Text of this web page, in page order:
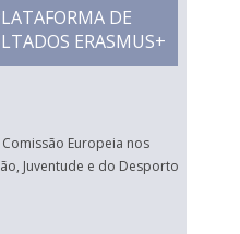
DE
ERASMUS+
Europeia nos
Juventude e do Desporto